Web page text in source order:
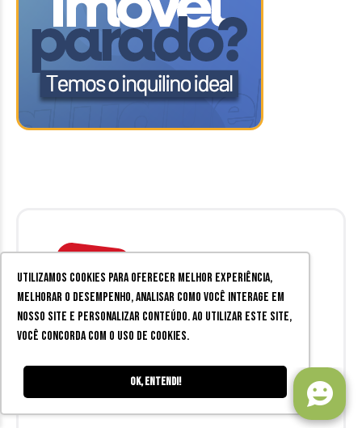
Utilizamos cookies para oferecer melhor experiência,
melhorar o desempenho, analisar como você interage em
nosso site e personalizar conteúdo. Ao utilizar este site,
você concorda com o uso de cookies.
Ok, entendi!
O Zine Culturalé a melhor fonte
entretenimento em Juiz de Fora
e região.